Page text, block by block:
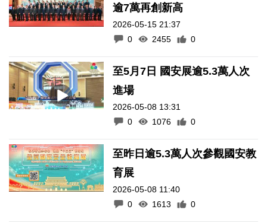
逾7萬再創新高
2026-05-15 21:37
0
2455 0
至5月7日 國安展逾5.3萬人次
進場
2026-05-08 13:31
0
1076 0
至昨日逾5.3萬人次參觀國安教
育展
2026-05-08 11:40
0
1613 0